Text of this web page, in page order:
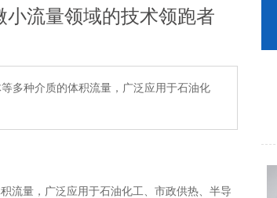
小流量领域的技术领跑者
多种介质的体积流量，广泛应用于石油化
流量，广泛应用于石油化工、市政供热、半导